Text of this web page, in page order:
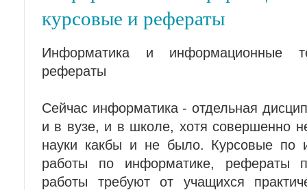
курсовые и рефераты
Информатика и информационные
рефераты
Сейчас информатика - отдельная
и в вузе, и в школе, хотя совершенно
науки какбы и не было. Курсовые по
работы по информатике, рефераты
работы требуют от учащихся